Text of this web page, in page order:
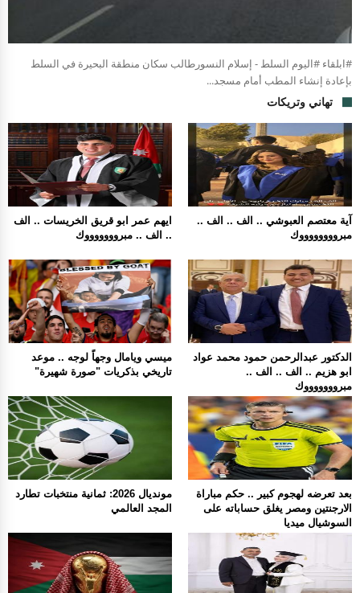
#ابلقاء #اليوم السلط - إسلام النسورطالب سكان منطقة البحيرة في السلط
بإعادة إنشاء المطب أمام مسجد...
تهاني وتريكات
ايهم عمر ابو قريق الخريسات .. الف
.. الف .. مبروووووووك
آية معتصم العبوشي .. الف .. الف ..
مبرووووووووك
ميسي ويامال وجهاً لوجه .. موعد
تاريخي بذكريات "صورة شهيرة"
الدكتور عبدالرحمن حمود محمد عواد
ابو هزيم .. الف .. الف ..
مبروووووووك
مونديال 2026: ثمانية منتخبات تطارد
المجد العالمي
بعد تعرضه لهجوم كبير .. حكم مباراة
الارجنتين ومصر يغلق حساباته على
السوشيال ميديا